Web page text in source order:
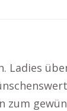
Ladies
zum